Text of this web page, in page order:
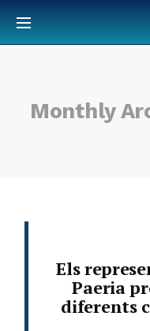
Monthly
Els
Paeria
diferents